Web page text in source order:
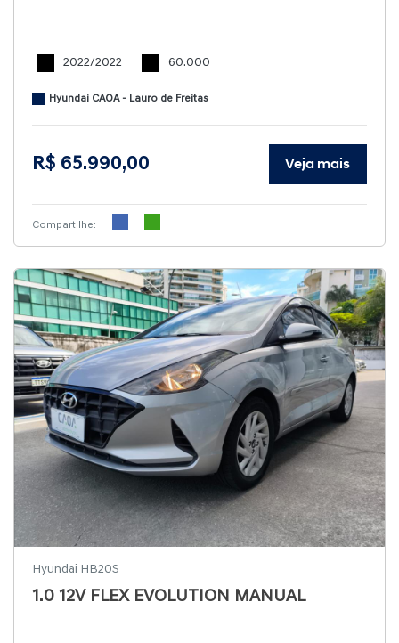
2022/2022 60.000
Hyundai CAOA - Lauro de Freitas
R$ 65.990,00 Veja mais
Compartilhe:
Hyundai HB20S
1.0 12V FLEX EVOLUTION MANUAL